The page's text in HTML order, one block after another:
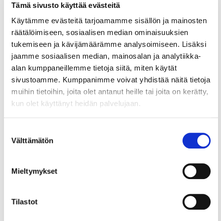
Tämä sivusto käyttää evästeitä
Käytämme evästeitä tarjoamamme sisällön ja mainosten
räätälöimiseen, sosiaalisen median ominaisuuksien
tukemiseen ja kävijämäärämme analysoimiseen. Lisäksi
jaamme sosiaalisen median, mainosalan ja analytiikka-
alan kumppaneillemme tietoja siitä, miten käytät
sivustoamme. Kumppanimme voivat yhdistää näitä tietoja
muihin tietoihin, joita olet antanut heille tai joita on kerätty,
kun olet käyttänyt heidän palvelujaan.
valinta
Välttämätön
Mieltymykset
Tilastot
30.12.2025 LIIKE-ELÄMÄ
Näihin kysymyksiin vastasimme
tänä vuonna
Neuvontamme juristit ja muut asiantuntijat
vastaavat jopa 10 000 kauppakamarin jäsenen
kysymykseen vuosittain. Kokosimme vuoden 2025
kysytyimmät.
6.3.2025 TYÖSUHDEASIAT
Neuvontapalvelut: Neljä pointtia
etätyöstä
Työmatkakustannusten korvaaminen Työnantaja
saa korvata työmatkakustannuksia työntekijälle